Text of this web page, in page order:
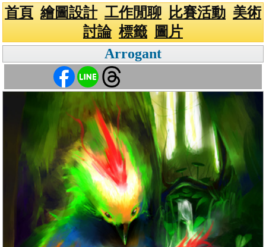
首頁 繪圖設計 工作閒聊 比賽活動 美術
討論 標籤
圖片
Arrogant